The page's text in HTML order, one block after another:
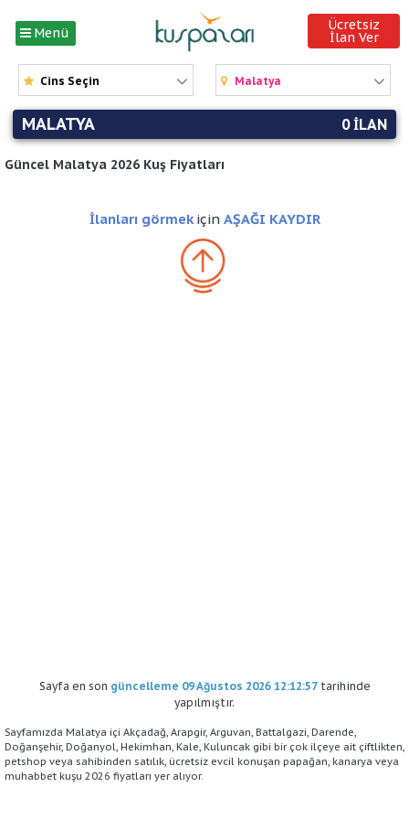
Menü Ücretsiz
İlan Ver
Cins Seçin Malatya
MALATYA 0 ILAN
Güncel Malatya 2026 Kuş Fiyatları
İlanları görmekiçin AŞAĞI KAYDIR
Sayfa en son güncelleme 09 Ağustos 2026 12:12:57tarihinde
yapılmıştır.
Sayfamızda Malatya içi Akçadağ, Arapgir, Arguvan, Battalgazi, Darende,
Doğanşehir, Doğanyol, Hekimhan, Kale, Kuluncak gibi bir çok ilçeye ait çiftlikten,
petshop veya sahibinden satılık, ücretsiz evcil konuşan papağan, kanarya veya
muhabbet kuşu 2026 fiyatları yer alıyor.